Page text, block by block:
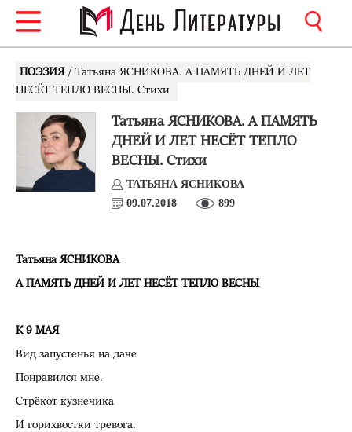
ПОЭЗИЯ / Татьяна ЯСНИКОВА. А ПАМЯТЬ ДНЕЙ И ЛЕТ
НЕСЁТ ТЕПЛО ВЕСНЫ. Стихи
Татьяна ЯСНИКОВА. А ПАМЯТЬ
ДНЕЙ И ЛЕТ НЕСЁТ ТЕПЛО
ВЕСНЫ. Стихи
ТАТЬЯНА ЯСНИКОВА
09.07.2018
899
Татьяна ЯСНИКОВА
А ПАМЯТЬ ДНЕЙ И ЛЕТ НЕСЁТ ТЕПЛО ВЕСНЫ
К 9 МАЯ
Вид запустенья на даче
Понравился мне.
Стрёкот кузнечика
И горихвостки тревога.